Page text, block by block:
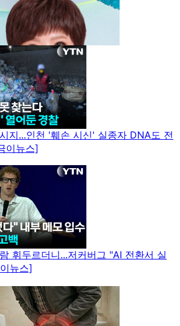
지...인천 '훼손 시신' 실종자 DNA도 전
이뉴스]
휘두르더니...저커버그 "AI 전환서 실
뉴스]